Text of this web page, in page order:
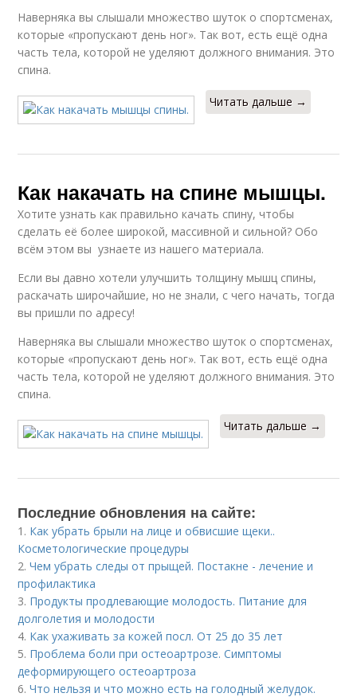
Наверняка вы слышали множество шуток о спортсменах,
которые «пропускают день ног». Так вот, есть ещё одна
часть тела, которой не уделяют должного внимания. Это
спина.
Читать дальше →
Как накачать на спине мышцы.
Хотите узнать как правильно качать спину, чтобы
сделать её более широкой, массивной и сильной? Обо
всём этом вы узнаете из нашего материала.
Если вы давно хотели улучшить толщину мышц спины,
раскачать широчайшие, но не знали, с чего начать, тогда
вы пришли по адресу!
Наверняка вы слышали множество шуток о спортсменах,
которые «пропускают день ног». Так вот, есть ещё одна
часть тела, которой не уделяют должного внимания. Это
спина.
Читать дальше →
Последние обновления на сайте:
1. Как убрать брыли на лице и обвисшие щеки..
Косметологические процедуры
2.Чем убрать следы от прыщей. Постакне - лечение и
профилактика
3. Продукты продлевающие молодость. Питание для
долголетия и молодости
4. Как ухаживать за кожей посл. От 25 до 35 лет
5. Проблема боли при остеоартрозе. Симптомы
деформирующего остеоартроза
6.Что нельзя и что можно есть на голодный желудок.